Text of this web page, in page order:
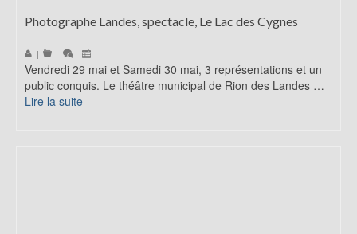
Photographe Landes, spectacle, Le Lac des Cygnes
| | |
Vendredi 29 mai et Samedi 30 mai, 3 représentations et un
public conquis. Le théâtre municipal de Rion des Landes …
Lire la suite